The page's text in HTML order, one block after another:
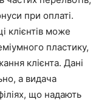
при оплаті.
клієнтів може
пластику,
клієнта. Дані
а видача
що надають